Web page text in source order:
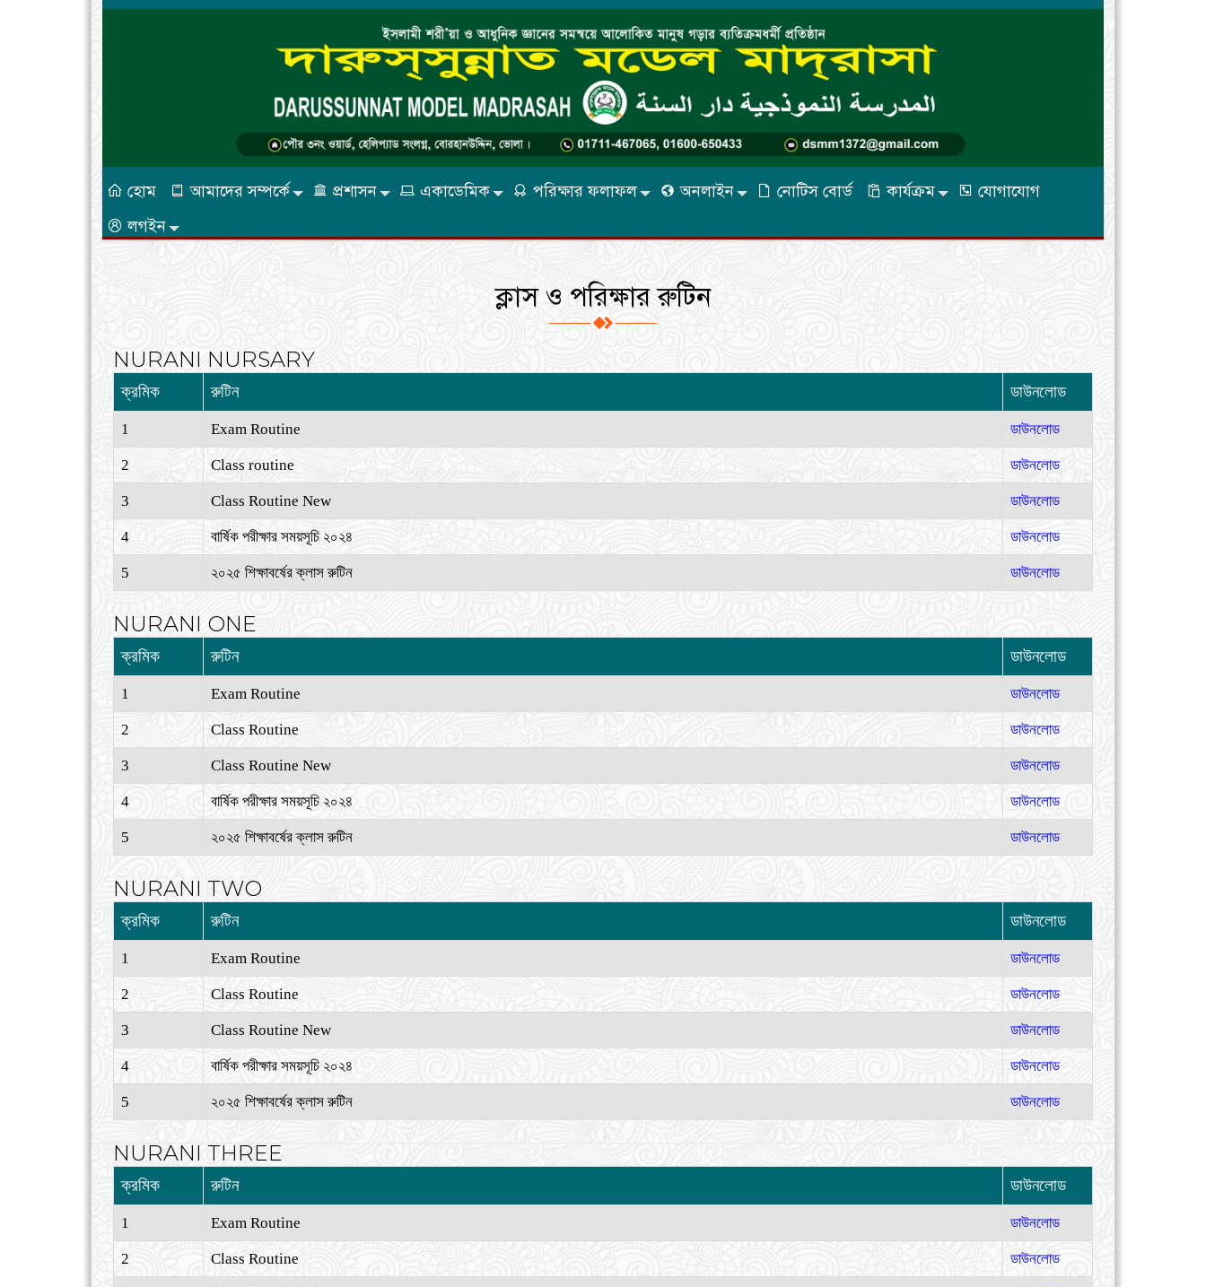
হোম আমাদের সম্পর্কে প্রশাসন একাডেমিক পরিক্ষার ফলাফল অনলাইন নোটিস বোর্ড কার্যক্রম
যোগাযোগ
লগইন
ক্লাস ও পরিক্ষার রুটিন
NURANI NURSARY
ক্রমিক রুটিন ডাউনলোড
1 Exam Routine ডাউনলোড
2 Class routine ডাউনলোড
3 Class Routine New ডাউনলোড
4 বার্ষিক পরীক্ষার সময়সূচি ২০২৪ ডাউনলোড
5 ২০২৫ শিক্ষাবর্ষের ক্লাস রুটিন ডাউনলোড
NURANI ONE
ক্রমিক রুটিন ডাউনলোড
1 Exam Routine ডাউনলোড
2 Class Routine ডাউনলোড
3 Class Routine New ডাউনলোড
4 বার্ষিক পরীক্ষার সময়সূচি ২০২৪ ডাউনলোড
5 ২০২৫ শিক্ষাবর্ষের ক্লাস রুটিন ডাউনলোড
NURANI TWO
ক্রমিক রুটিন ডাউনলোড
1 Exam Routine ডাউনলোড
2 Class Routine ডাউনলোড
3 Class Routine New ডাউনলোড
4 বার্ষিক পরীক্ষার সময়সূচি ২০২৪ ডাউনলোড
5 ২০২৫ শিক্ষাবর্ষের ক্লাস রুটিন ডাউনলোড
NURANI THREE
ক্রমিক রুটিন ডাউনলোড
1 Exam Routine ডাউনলোড
2 Class Routine ডাউনলোড